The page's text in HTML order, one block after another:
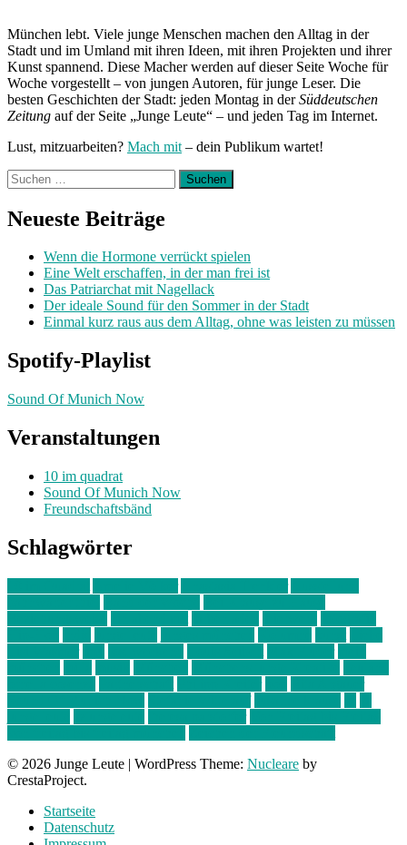
München lebt. Viele junge Menschen machen den Alltag in der
Stadt und im Umland mit ihren Ideen, mit ihren Projekten und ihrer
Kunst spannend. Diese Macher werden auf dieser Seite Woche für
Woche vorgestellt – von jungen Autoren, für junge Leser. Die
besten Geschichten der Stadt: jeden Montag in derSüddeutschen
Zeitung auf der Seite „Junge Leute“ – und jeden Tag im Internet.
Lust, mitzuarbeiten? Mach mit – dein Publikum wartet!
Suchen
nach:
Neueste Beiträge
Wenn die Hormone verrückt spielen
Eine Welt erschaffen, in der man frei ist
Das Patriarchat mit Nagellack
Der ideale Sound für den Sommer in der Stadt
Einmal kurz raus aus dem Alltag, ohne was leisten zu müssen
Spotify-Playlist
Sound Of Munich Now
Veranstaltungen
10 im quadrat
Sound Of Munich Now
Freundschaftsbänd
Schlagwörter
© 2026 Junge Leute | WordPress Theme: Nucleare by
CrestaProject.
Startseite
Datenschutz